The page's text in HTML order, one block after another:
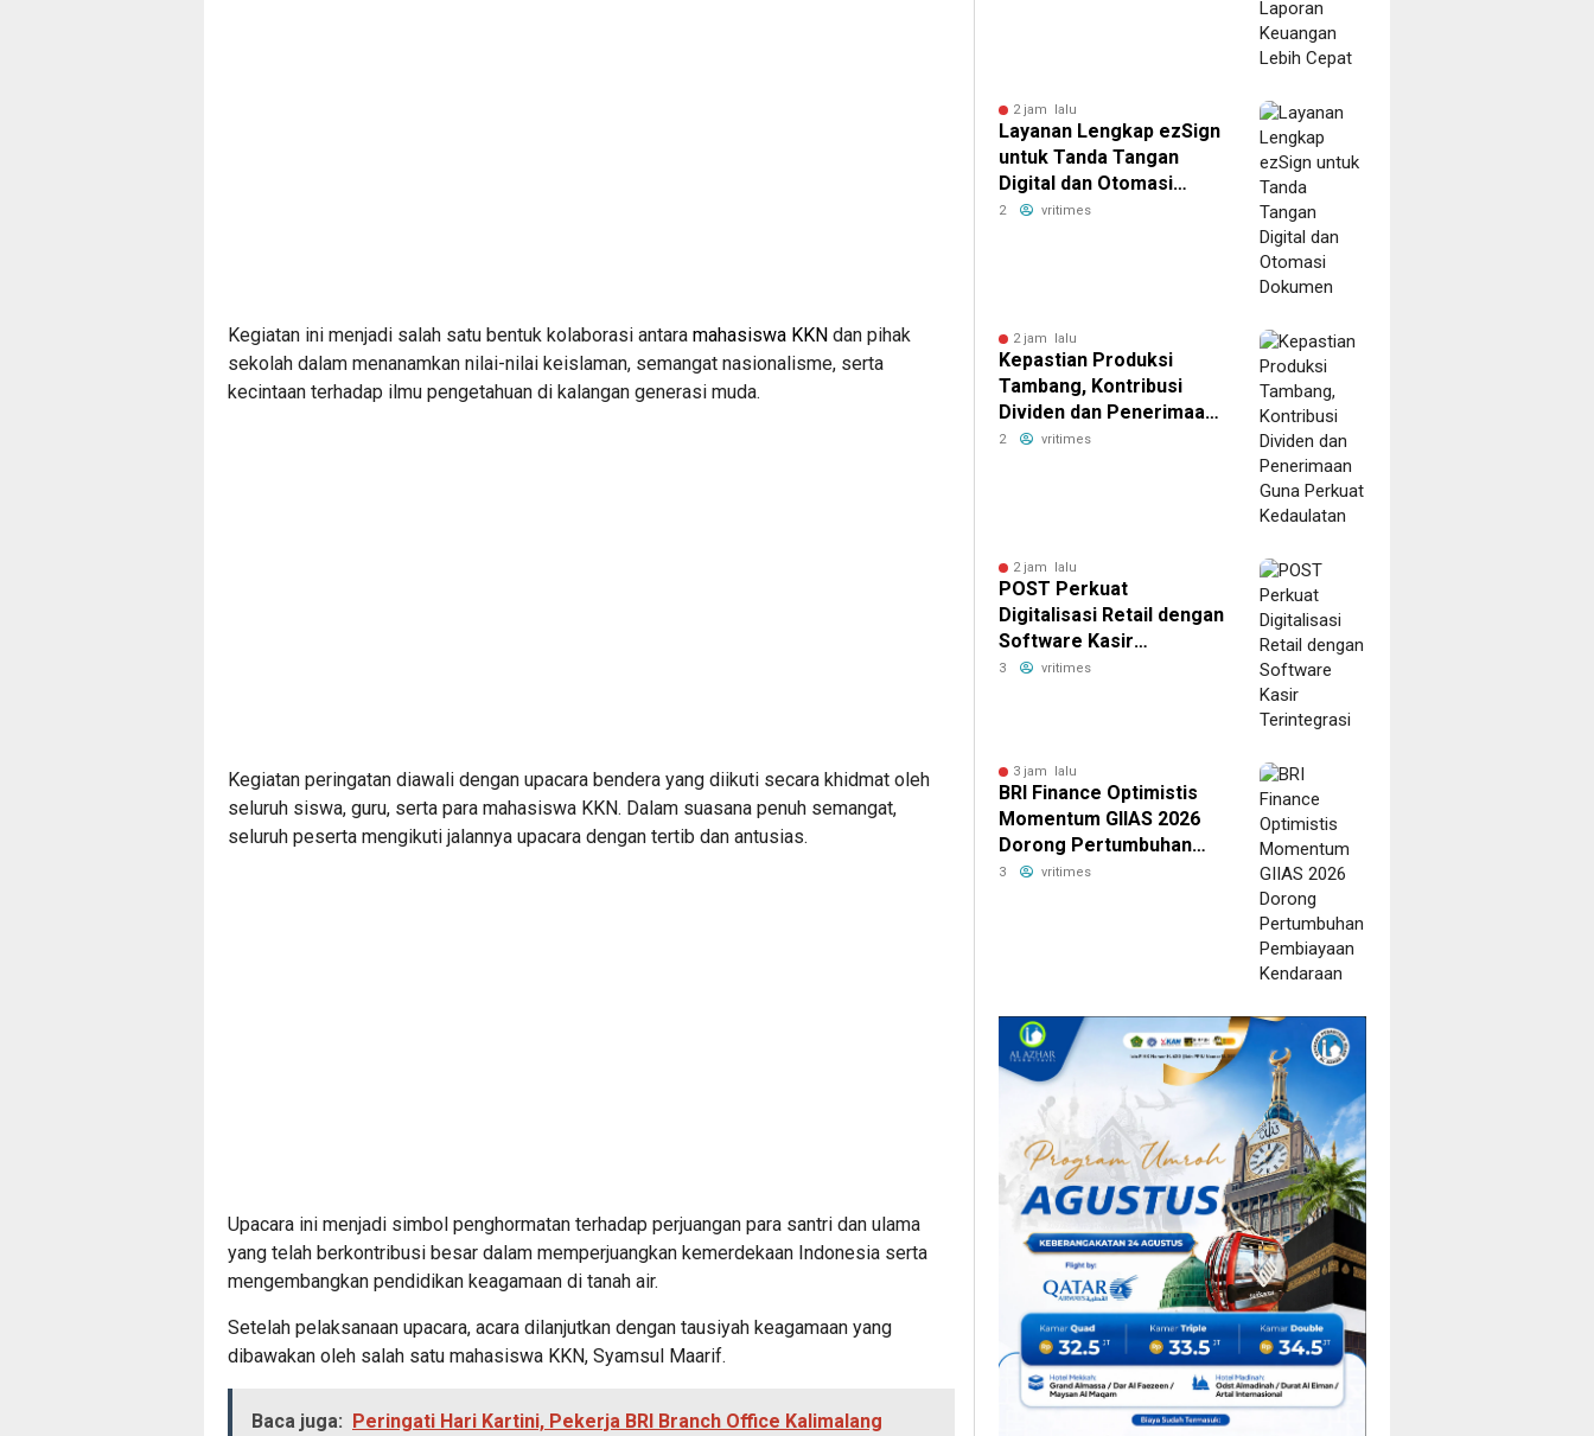
Kegiatan ini menjadi salah satu bentuk kolaborasi antara mahasiswa KKN dan pihak
sekolah dalam menanamkan nilai-nilai keislaman, semangat nasionalisme, serta
kecintaan terhadap ilmu pengetahuan di kalangan generasi muda.
Kegiatan peringatan diawali dengan upacara bendera yang diikuti secara khidmat oleh
seluruh siswa, guru, serta para mahasiswa KKN. Dalam suasana penuh semangat,
seluruh peserta mengikuti jalannya upacara dengan tertib dan antusias.
Upacara ini menjadi simbol penghormatan terhadap perjuangan para santri dan ulama
yang telah berkontribusi besar dalam memperjuangkan kemerdekaan Indonesia serta
mengembangkan pendidikan keagamaan di tanah air.
Setelah pelaksanaan upacara, acara dilanjutkan dengan tausiyah keagamaan yang
dibawakan oleh salah satu mahasiswa KKN, Syamsul Maarif.
Baca juga: Peringati Hari Kartini, Pekerja BRI Branch Office Kalimalang
2 jam lalu
Layanan Lengkap ezSign
untuk Tanda Tangan
Digital dan Otomasi
Dokumen
2 vritimes
2 jam lalu
Kepastian Produksi
Tambang, Kontribusi
Dividen dan Penerimaan
Guna Perkuat
2 vritimes
2 jam lalu
POST Perkuat
Digitalisasi Retail dengan
Software Kasir
Terintegrasi
3 vritimes
3 jam lalu
BRI Finance Optimistis
Momentum GIIAS 2026
Dorong Pertumbuhan
Pembiayaan Kendaraan
3 vritimes